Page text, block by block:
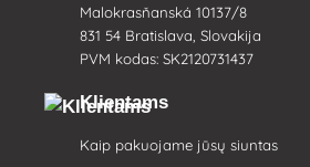
Malokrasňanská 10137/8
831 54 Bratislava, Slovakija
PVM kodas: SK2120731437
Klientams
Kaip pakuojame jūsų siuntas